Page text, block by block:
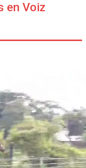
en Voiz